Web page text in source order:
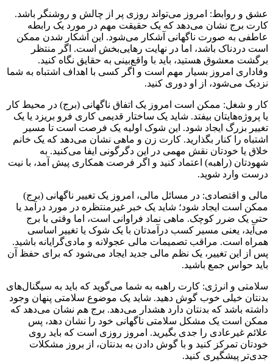
عشق و روابط: امروز می‌تواند روزی پر از چالش و روشنگر باشد.
کارت برج نشان می‌دهد که یک حقیقت مهم در مورد یک رابطه
عاطفی به صورت ناگهانی آشکار می‌شود. این آشکار شدن ممکن
است دردناک باشد، اما در نهایت رهایی‌بخش است. اگر منتظر
برگشت معشوق هستید، باید با واقع‌بینی به حقایق نگاه کنید.
وفاداری امروز بسیار مهم است و اگر کسی با اهداف اشتباه به شما
نزدیک می‌شود، از او دوری کنید.
کار و شغل: ممکن است امروز یک اتفاق ناگهانی (برج) در محیط کار
یا پروژه‌هایتان بیفتد. شاید یک ساختار قدیمی کاری فرو بریزد یا یک
تغییر بزرگ ایجاد شود. این شوک اولیه یک فرصت است تا مسیر
اشتباه را کنار بگذارید. کارت زن و ماهی نشان می‌دهد که یک خانم
خلاق یا خودتان نقش مهمی در این دگرگونی ایفا می‌کنید. به
شهودتان (راهبه) اعتماد کنید و اگر فرصت همکاری پیش آمد، با نیت
درست وارد شوید.
مالی و اقتصادی: در مسائل مالی، امروز یک تغییر ناگهانی (برج)
ممکن است ایجاد شود؛ شاید یک خبر غیرمنتظره در مورد درآمد یا
حتی یک ضرر کوچک. ماهی نماد فراوانی است، اما وقتی با برج
می‌آید، یعنی مسیر کسب درآمدتان با یک شوک یا تغییر اساسی
همراه است. مراقب تصمیمات مالی عجولانه و مادی‌گرایانه باشید.
پس از این تغییر، یک نظم مالی جدید ایجاد می‌شود که برای حفظ آن
باید حواس جمع باشید.
سلامتی و انرژی: کارت راهبه به شما می‌گوید که باید به سیگنال‌های
بدنتان خیلی خوب گوش دهید. شاید یک موضوع سلامتی پنهان وجود
داشته باشد که بدنتان دارد هشدار می‌دهد. برج هم نشان می‌دهد که
ممکن است یک مشکل سلامتی ناگهانی خود را نشان دهد، پس
علائم غیرعادی را جدی بگیرید. امروز روزی است که باید روی
خودتان تمرکز کنید و با گوش دادن به بدنتان، از بروز مشکلات
جدی‌تر پیشگیری کنید.